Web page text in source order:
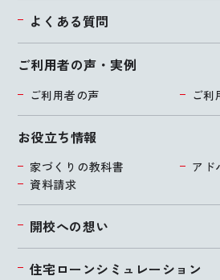
よくある質問
ご利用者の声・実例
ご利用者の声 ご利
お役立ち情報
家づくりの教科書
アド
資料請求
開校への想い
住宅ローンシミュレーション